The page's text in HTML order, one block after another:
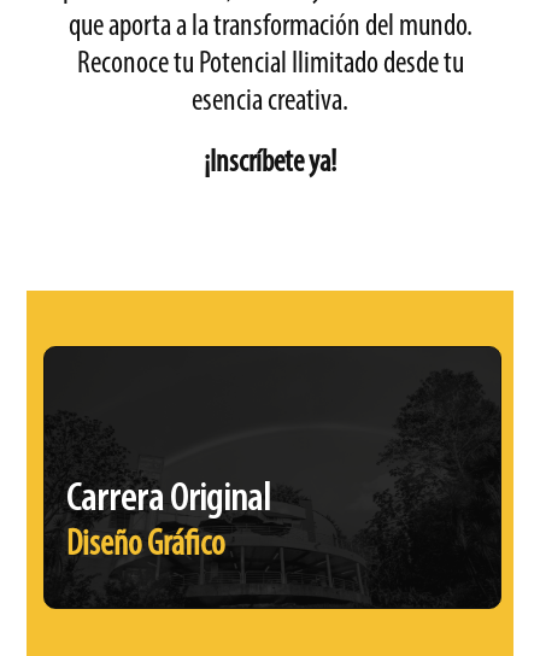
que aporta a la transformación del mundo.
Reconoce tu Potencial Ilimitado desde tu
esencia creativa.
¡Inscríbete ya!
Carrera Original
Diseño Gráfico